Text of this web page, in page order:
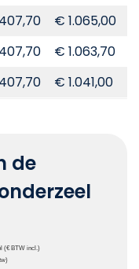
€ 1.065,00
€ 1.063,70
€ 1.041,00
de
(€ BTW incl.)